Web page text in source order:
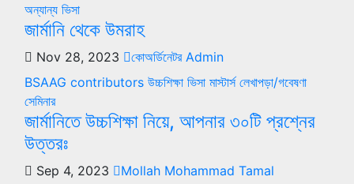
অন্যান্য ভিসা
জার্মানি থেকে উমরাহ
Nov 28, 2023
কোঅর্ডিনেটর Admin
BSAAG contributors উচ্চশিক্ষা ভিসা মাস্টার্স লেখাপড়া/গবেষণা
সেমিনার
জার্মানিতে উচ্চশিক্ষা নিয়ে, আপনার ৩০টি প্রশ্নের
উত্তরঃ
Sep 4, 2023
Mollah Mohammad Tamal